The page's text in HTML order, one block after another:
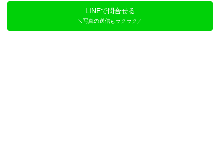
LINEで問合せる
＼写真の送信もラクラク／